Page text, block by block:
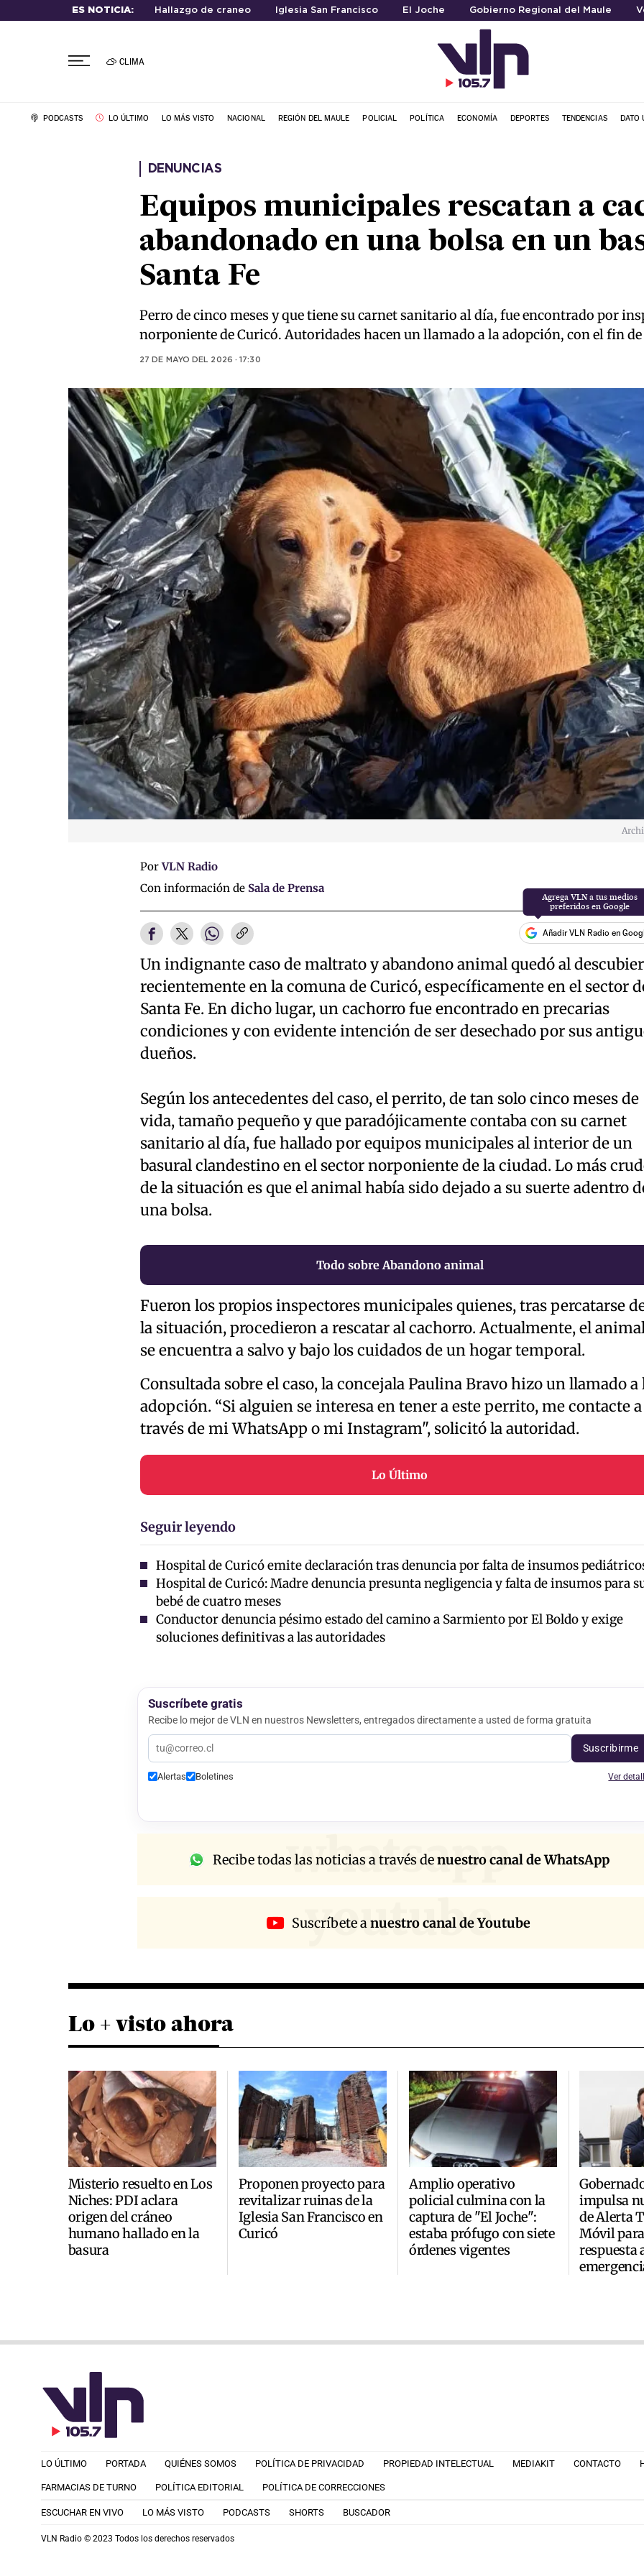
ES NOTICIA: Hallazgo de craneo Iglesia San Francisco El Joche Gobierno Regional del Maule
CLIMA
PODCASTS LO ÚLTIMO LO MÁS VISTO NACIONAL REGIÓN DEL MAULE POLICIAL POLÍTICA ECONOMÍA DEPORTES TENDENCIAS DATO
DENUNCIAS
Equipos municipales rescatan a
abandonado en una bolsa en un
Santa Fe
Perro de cinco meses y que tiene su carnet sanitario al día, fue encontrado por
norponiente de Curicó. Autoridades hacen un llamado a la adopción, con el fin
27 DE MAYO DEL 2026 · 17:30
PorVLN Radio
Con información de Sala de Prensa
Añadir VLN Radio en
Un indignante caso de maltrato y abandono animal quedó al
recientemente en la comuna de Curicó, específicamente en el sector
Santa Fe. En dicho lugar, un cachorro fue encontrado en precarias
condiciones y con evidente intención de ser desechado por sus
dueños.
Según los antecedentes del caso, el perrito, de tan solo cinco meses de
vida, tamaño pequeño y que paradójicamente contaba con su carnet
sanitario al día, fue hallado por equipos municipales al interior de un
basural clandestino en el sector norponiente de la ciudad. Lo más
de la situación es que el animal había sido dejado a su suerte adentro
una bolsa.
Todo sobre Abandono animal
Fueron los propios inspectores municipales quienes, tras percatarse
la situación, procedieron a rescatar al cachorro. Actualmente, el
se encuentra a salvo y bajo los cuidados de un hogar temporal.
Consultada sobre el caso, la concejala Paulina Bravo hizo un llamado a
adopción. “Si alguien se interesa en tener a este perrito, me contacte a
través de mi WhatsApp o mi Instagram", solicitó la autoridad.
Lo Último
Seguir leyendo
Hospital de Curicó emite declaración tras denuncia por falta de insumos
Hospital de Curicó: Madre denuncia presunta negligencia y falta de insumos para
bebé de cuatro meses
Conductor denuncia pésimo estado del camino a Sarmiento por El Boldo y exige
soluciones definitivas a las autoridades
Suscríbete gratis
Recibe lo mejor de VLN en nuestros Newsletters, entregados directamente a usted de forma gratuita
Suscribirme
Alertas Boletines Ver
whatsapp
Recibe todas las noticias a través denuestro canal de WhatsApp
youtube
Suscríbete anuestro canal de Youtube
Lo + visto ahora
Misterio resuelto en Los
Niches: PDI aclara
origen del cráneo
humano hallado en la
basura
Proponen proyecto para
revitalizar ruinas de la
Iglesia San Francisco en
Curicó
Amplio operativo
policial culmina con la
captura de "El Joche":
estaba prófugo con siete
órdenes vigentes
impulsa
de Alerta
Móvil
respuesta
LO ÚLTIMO PORTADA QUIÉNES SOMOS POLÍTICA DE PRIVACIDAD PROPIEDAD INTELECTUAL MEDIAKIT CONTACTO
FARMACIAS DE TURNO POLÍTICA EDITORIAL POLÍTICA DE CORRECCIONES
ESCUCHAR EN VIVO LO MÁS VISTO PODCASTS SHORTS BUSCADOR
VLN Radio © 2023 Todos los derechos reservados